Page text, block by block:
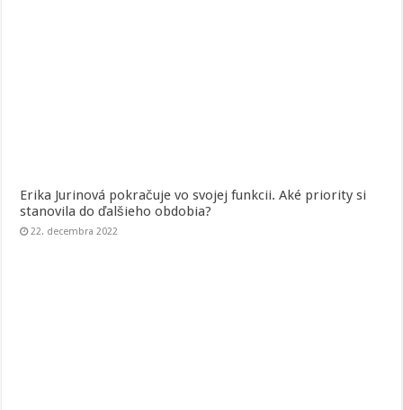
Erika Jurinová pokračuje vo svojej funkcii. Aké priority si
stanovila do ďalšieho obdobia?
22. decembra 2022